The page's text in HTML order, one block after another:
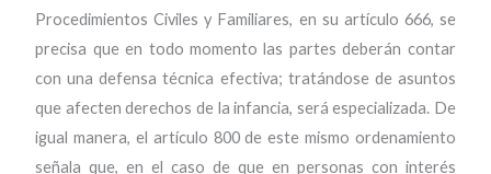
Procedimientos Civiles y Familiares, en su artículo 666, se
precisa que en todo momento las partes deberán contar
con una defensa técnica efectiva; tratándose de asuntos
que afecten derechos de la infancia, será especializada. De
igual manera, el artículo 800 de este mismo ordenamiento
señala que, en el caso de que en personas con interés